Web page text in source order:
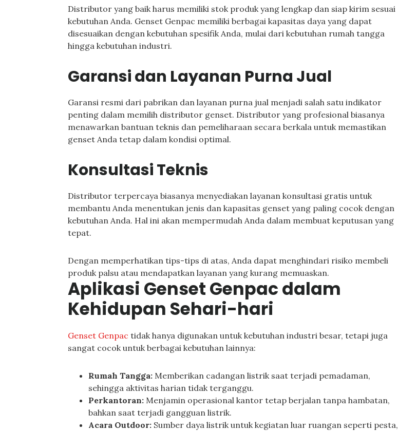
Distributor yang baik harus memiliki stok produk yang lengkap dan siap kirim sesuai
kebutuhan Anda. Genset Genpac memiliki berbagai kapasitas daya yang dapat
disesuaikan dengan kebutuhan spesifik Anda, mulai dari kebutuhan rumah tangga
hingga kebutuhan industri.
Garansi dan Layanan Purna Jual
Garansi resmi dari pabrikan dan layanan purna jual menjadi salah satu indikator
penting dalam memilih distributor genset. Distributor yang profesional biasanya
menawarkan bantuan teknis dan pemeliharaan secara berkala untuk memastikan
genset Anda tetap dalam kondisi optimal.
Konsultasi Teknis
Distributor terpercaya biasanya menyediakan layanan konsultasi gratis untuk
membantu Anda menentukan jenis dan kapasitas genset yang paling cocok dengan
kebutuhan Anda. Hal ini akan mempermudah Anda dalam membuat keputusan yang
tepat.
Dengan memperhatikan tips-tips di atas, Anda dapat menghindari risiko membeli
produk palsu atau mendapatkan layanan yang kurang memuaskan.
Aplikasi Genset Genpac dalam
Kehidupan Sehari-hari
Genset Genpac tidak hanya digunakan untuk kebutuhan industri besar, tetapi juga
sangat cocok untuk berbagai kebutuhan lainnya:
Rumah Tangga: Memberikan cadangan listrik saat terjadi pemadaman,
sehingga aktivitas harian tidak terganggu.
Perkantoran: Menjamin operasional kantor tetap berjalan tanpa hambatan,
bahkan saat terjadi gangguan listrik.
Acara Outdoor: Sumber daya listrik untuk kegiatan luar ruangan seperti pesta,